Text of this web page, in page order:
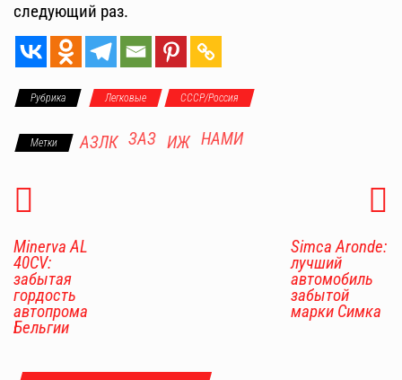
следующий раз.
Рубрика Легковые СССР/Россия
Метки АЗЛК ЗАЗ ИЖ НАМИ
Minerva AL
40CV:
забытая
гордость
автопрома
Бельгии
Simca Aronde:
лучший
автомобиль
забытой
марки Симка